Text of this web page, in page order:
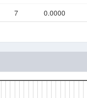
7 0.0000